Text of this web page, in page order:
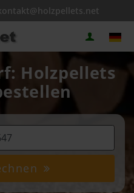
Holzpellets